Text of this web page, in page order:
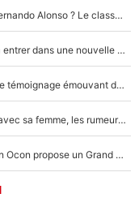
Max Verstappen, Lewis Hamilton… et bientôt Fernando Alonso ? Le classement des pilotes les mieux payés en Formule 1 risque de changer !
F1 - Alpine signe un accord «impensable» et va entrer dans une nouvelle dimension : Grande nouvelle pour Pierre Gasly !
F1 : « Je lui ai fait un câlin, puis j’ai dû partir...», le témoignage émouvant de Max Verstappen sur sa fille
F1 : Charles Leclerc surpris par les paparazzis avec sa femme, les rumeurs étaient vraies !
Comme pour le final du Tour de France, Esteban Ocon propose un Grand Prix de Formule 1 à Paris : «Autour de l’Arc de Triomphe, ce serait génial» !